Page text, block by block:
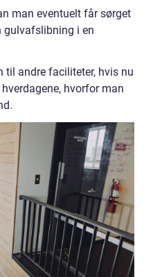
man eventuelt får sørget
gulvafslibning i en
andre faciliteter, hvis nu
hvorfor man